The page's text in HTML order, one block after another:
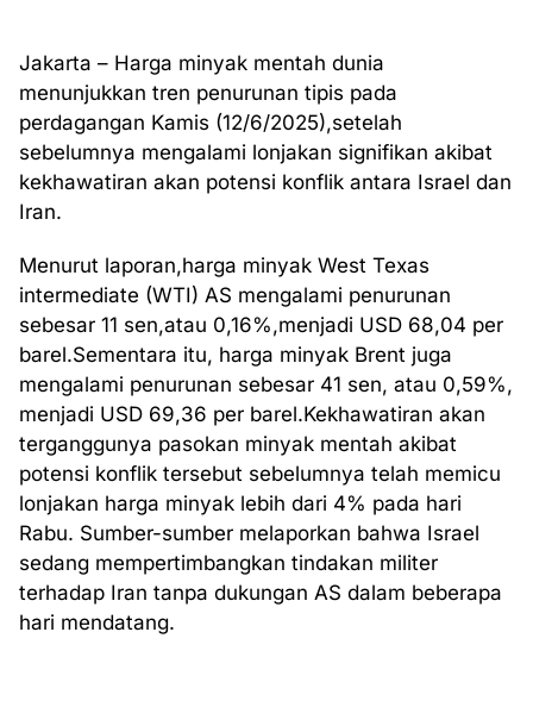
Jakarta – Harga minyak mentah dunia
menunjukkan tren penurunan tipis pada
perdagangan Kamis (12/6/2025),setelah
sebelumnya mengalami lonjakan signifikan akibat
kekhawatiran akan potensi konflik antara Israel dan
Iran.
Menurut laporan,harga minyak West Texas
intermediate (WTI) AS mengalami penurunan
sebesar 11 sen,atau 0,16%,menjadi USD 68,04 per
barel.Sementara itu, harga minyak Brent juga
mengalami penurunan sebesar 41 sen, atau 0,59%,
menjadi USD 69,36 per barel.Kekhawatiran akan
terganggunya pasokan minyak mentah akibat
potensi konflik tersebut sebelumnya telah memicu
lonjakan harga minyak lebih dari 4% pada hari
Rabu. Sumber-sumber melaporkan bahwa Israel
sedang mempertimbangkan tindakan militer
terhadap Iran tanpa dukungan AS dalam beberapa
hari mendatang.